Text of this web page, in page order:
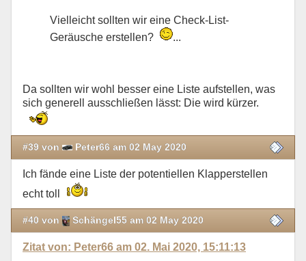
Vielleicht sollten wir eine Check-List-
Geräusche erstellen?
...
Da sollten wir wohl besser eine Liste aufstellen, was
sich generell ausschließen lässt: Die wird kürzer.
#39 von Peter66 am 02 May 2020
Ich fände eine Liste der potentiellen Klapperstellen
echt toll
#40 von Schängel55 am 02 May 2020
Zitat von: Peter66 am 02. Mai 2020, 15:11:13